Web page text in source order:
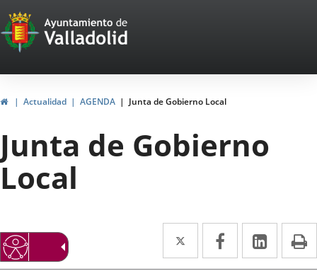
Portal
Web
del
Ayuntamiento
de
Valladolid
InicioActualidad AGENDA Junta de Gobierno Local
Junta de Gobierno
Local
Twitter
Enlace
a
Facebook
Enlace
a
Enlace
a